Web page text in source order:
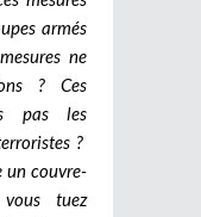
armés
ne
? Ces
pas les
?
un couvre-
tuez